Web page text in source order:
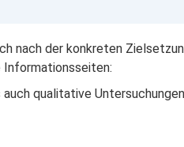
nach der konkreten
Informationsseiten:
qualitative Untersuchungen